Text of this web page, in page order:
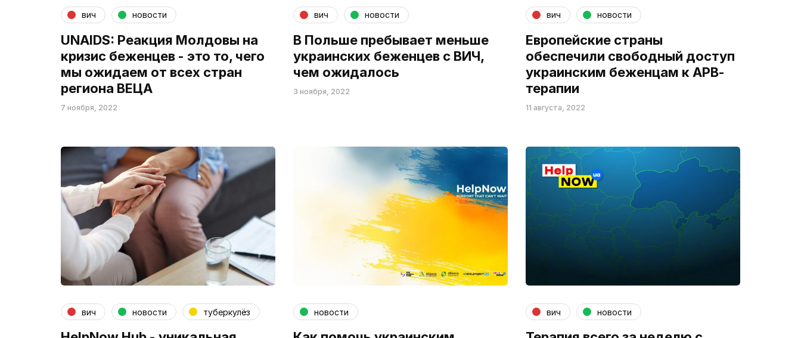
вич новости
UNAIDS: Реакция Молдовы на
кризис беженцев - это то, чего
мы ожидаем от всех стран
региона ВЕЦА
7 ноября, 2022
вич новости
В Польше пребывает меньше
украинских беженцев с ВИЧ,
чем ожидалось
3 ноября, 2022
вич новости
Европейские страны
обеспечили свободный доступ
украинским беженцам к АРВ-
терапии
11 августа, 2022
вич новости туберкулёз новости вич новости